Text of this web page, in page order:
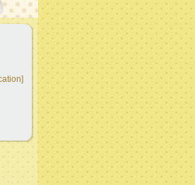
[email_verification]